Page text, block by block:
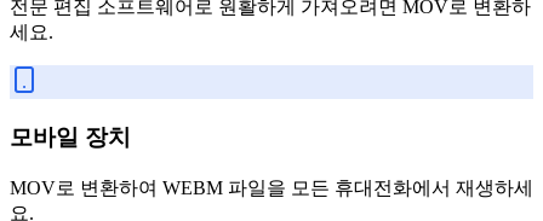
전문 편집 소프트웨어로 원활하게 가져오려면 MOV로 변환하
세요.
모바일 장치
MOV로 변환하여 WEBM 파일을 모든 휴대전화에서 재생하세
요.